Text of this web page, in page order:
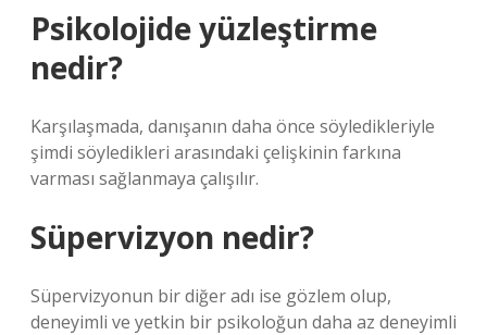
Psikolojide yüzleştirme
nedir?
Karşılaşmada, danışanın daha önce söyledikleriyle
şimdi söyledikleri arasındaki çelişkinin farkına
varması sağlanmaya çalışılır.
Süpervizyon nedir?
Süpervizyonun bir diğer adı ise gözlem olup,
deneyimli ve yetkin bir psikoloğun daha az deneyimli